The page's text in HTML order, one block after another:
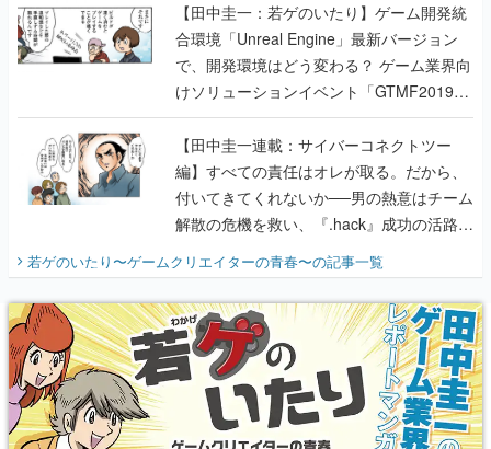
【田中圭一：若ゲのいたり】ゲーム開発統
合環境「Unreal Engine」最新バージョン
で、開発環境はどう変わる？ ゲーム業界向
けソリューションイベント「GTMF2019」
に行って、より理解を深めよう【PR】
【田中圭一連載：サイバーコネクトツー
編】すべての責任はオレが取る。だから、
付いてきてくれないか──男の熱意はチーム
解散の危機を救い、『.hack』成功の活路を
開く。業界の快男児・松山 洋に流れる血は
『少年ジャンプ』色だった【若ゲのいた
り】
若ゲのいたり〜ゲームクリエイターの青春〜の記事一覧